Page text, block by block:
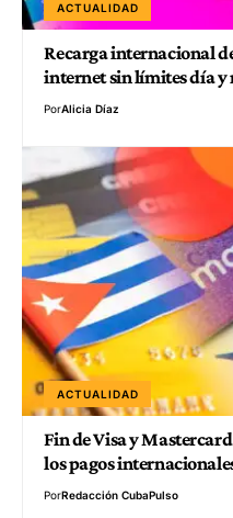
ACTUALIDAD
Recarga internacional
internet sin límites día y
PorAlicia Díaz
ACTUALIDAD
Fin de Visa y
los pagos
PorRedacción CubaPulso